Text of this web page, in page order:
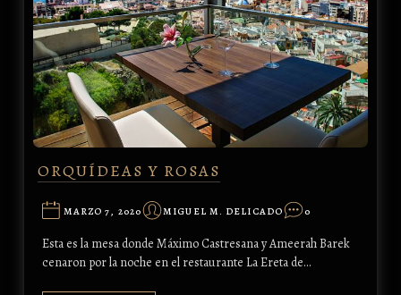
ORQUÍDEAS Y ROSAS
MARZO 7, 2020 MIGUEL M. DELICADO 0
Esta es la mesa donde Máximo Castresana y Ameerah Barek
cenaron por la noche en el restaurante La Ereta de…